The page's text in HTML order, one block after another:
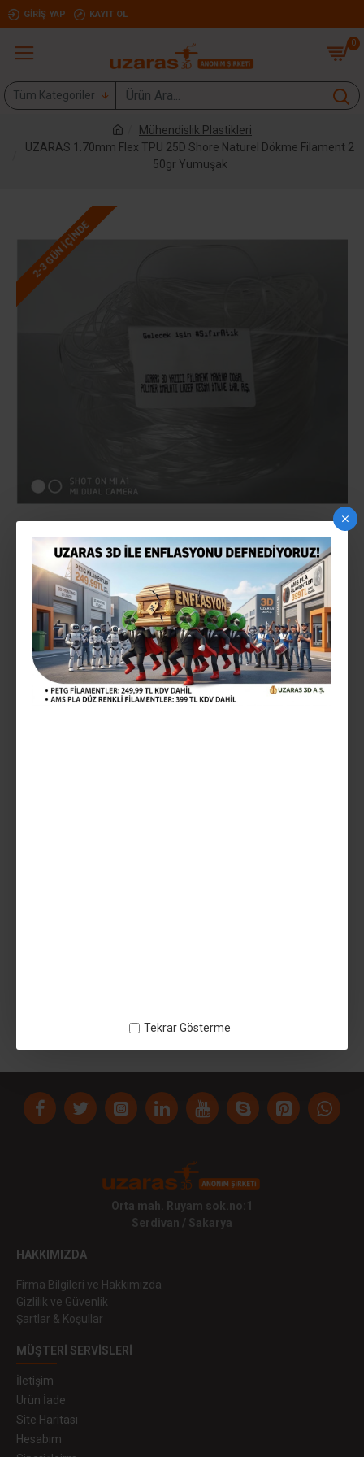
Tekrar Gösterme
GIRIŞ YAP KAYIT OL
0
Tüm Kategoriler
Mühendislik Plastikleri
UZARAS 1.70mm Flex TPU 25D Shore Naturel Dökme Filament 2
50gr Yumuşak
2-3 GÜN IÇINDE
UZARAS 1.70MM FLEX TPU 25D SHORE NATUREL
DÖKME FILAMENT 250GR YUMUŞAK
STOK: 2-3 gün içinde
MODEL: 140818UZ1475
Orta mah. Ruyam sok.no:1
Serdivan / Sakarya
HAKKIMIZDA
Firma Bilgileri ve Hakkımızda
Gizlilik ve Güvenlik
Şartlar & Koşullar
MÜŞTERI SERVISLERI
İletişim
Ürün İade
Site Haritası
Hesabım